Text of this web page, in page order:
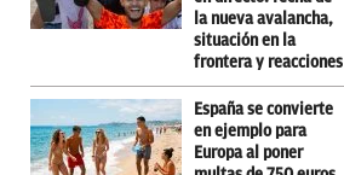
la nueva avalancha,
situación en la
frontera y reacciones
España se convierte
en ejemplo para
Europa al poner